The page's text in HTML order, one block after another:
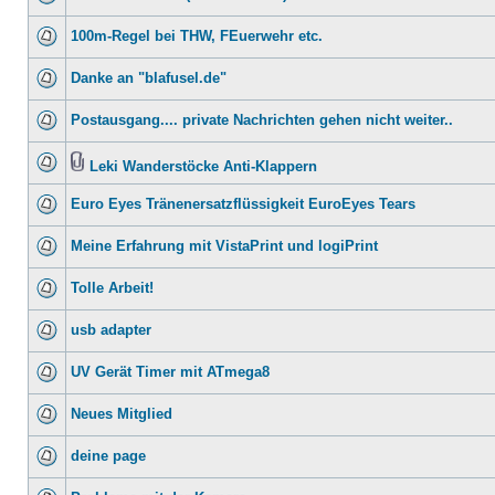
100m-Regel bei THW, FEuerwehr etc.
Danke an "blafusel.de"
Postausgang.... private Nachrichten gehen nicht weiter..
Leki Wanderstöcke Anti-Klappern
Euro Eyes Tränenersatzflüssigkeit EuroEyes Tears
Meine Erfahrung mit VistaPrint und logiPrint
Tolle Arbeit!
usb adapter
UV Gerät Timer mit ATmega8
Neues Mitglied
deine page